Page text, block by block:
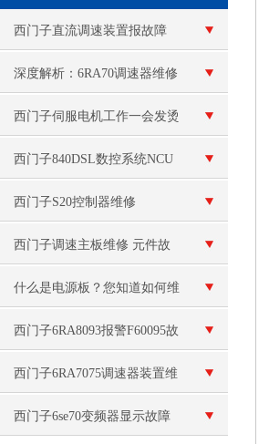
西门子直流调速装置报故障
深度解析：6RA70调速器维修
中的技术难点与解决方案
西门子伺服电机工作一会发烫
修理
西门子840DSL数控系统NCU
模块坏
西门子S20控制器维修
西门子调速主板维修 元件故
障
什么是电源板？您知道如何维
修电源板吗？
西门子6RA8093报警F60095故
障维修
西门子6RA7075调速器装置维
修
西门子6se70变频器显示故障